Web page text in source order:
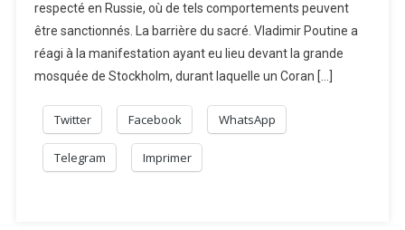
respecté en Russie, où de tels comportements peuvent
être sanctionnés. La barrière du sacré. Vladimir Poutine a
réagi à la manifestation ayant eu lieu devant la grande
mosquée de Stockholm, durant laquelle un Coran […]
Twitter Facebook WhatsApp
Telegram Imprimer